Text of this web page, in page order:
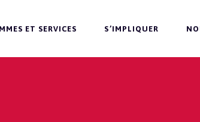
ET SERVICES S’IMPLIQUER